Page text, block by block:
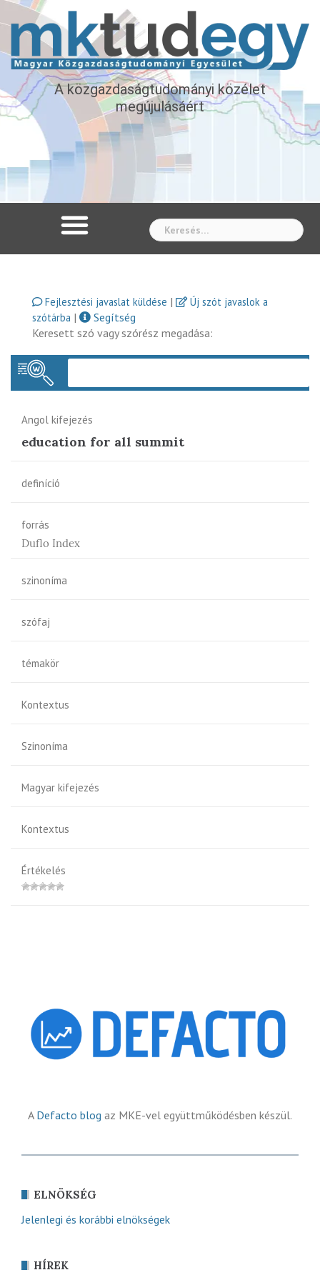
A közgazdaságtudományi közélet
megújulásáért
Fejlesztési javaslat küldése |
Új szót javaslok a
szótárba |
Segítség
Keresett szó vagy szórész megadása:
Angol kifejezés
education for all summit
definíció
forrás
Duflo Index
szinoníma
szófaj
témakör
Kontextus
Szinoníma
Magyar kifejezés
Kontextus
Értékelés
A Defacto blog az MKE-vel együttműködésben készül.
ELNÖKSÉG
Jelenlegi és korábbi elnökségek
HÍREK